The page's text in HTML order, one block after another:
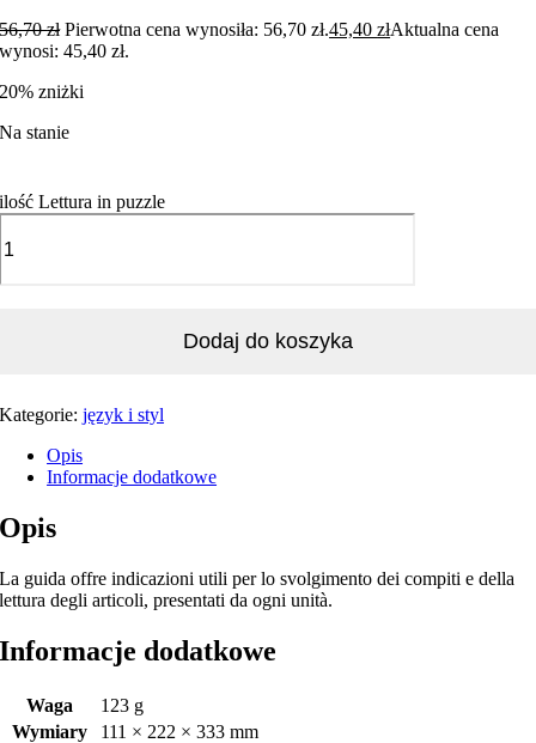
56,70zł Pierwotna cena wynosiła: 56,70 zł.45,40złAktualna cena
wynosi: 45,40 zł.
20% zniżki
Na stanie
ilość Lettura in puzzle
Dodaj do koszyka
Kategorie:język i styl
Opis
Informacje dodatkowe
Opis
La guida offre indicazioni utili per lo svolgimento dei compiti e della
lettura degli articoli, presentati da ogni unità.
Informacje dodatkowe
Waga
123 g
Wymiary
111 × 222 × 333 mm